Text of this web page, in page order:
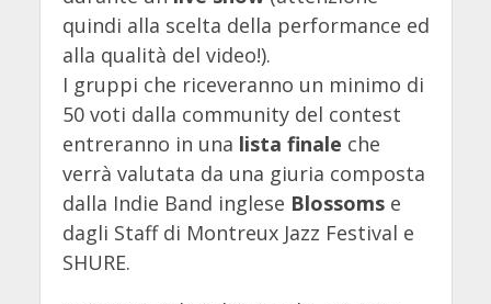
quindi alla scelta della performance ed
alla qualità del video!).
I gruppi che riceveranno un minimo di
50 voti dalla community del contest
entreranno in una lista finale che
verrà valutata da una giuria composta
dalla Indie Band inglese Blossoms e
dagli Staff di Montreux Jazz Festival e
SHURE.